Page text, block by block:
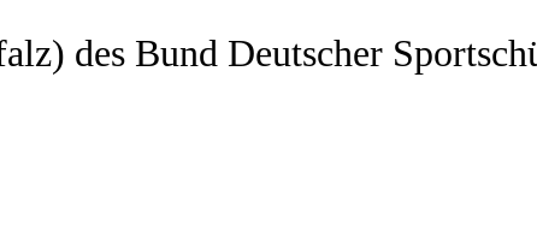
des Bund Deutscher